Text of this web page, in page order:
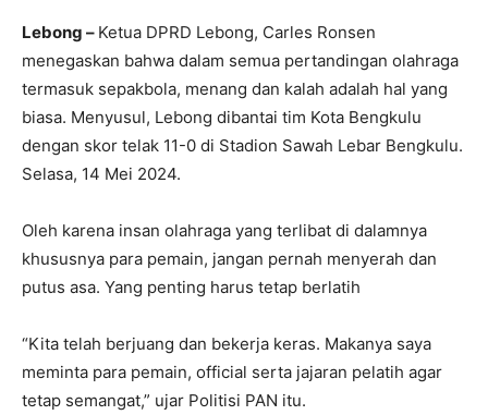
Lebong – Ketua DPRD Lebong, Carles Ronsen
menegaskan bahwa dalam semua pertandingan olahraga
termasuk sepakbola, menang dan kalah adalah hal yang
biasa. Menyusul, Lebong dibantai tim Kota Bengkulu
dengan skor telak 11-0 di Stadion Sawah Lebar Bengkulu.
Selasa, 14 Mei 2024.
Oleh karena insan olahraga yang terlibat di dalamnya
khususnya para pemain, jangan pernah menyerah dan
putus asa. Yang penting harus tetap berlatih
“Kita telah berjuang dan bekerja keras. Makanya saya
meminta para pemain, official serta jajaran pelatih agar
tetap semangat,” ujar Politisi PAN itu.